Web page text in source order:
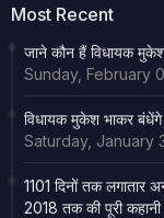
Most Recent
जाने कौन हैं विधायक मुकेश
Sunday, February
विधायक मुकेश भाकर बंधेंगे
Saturday, January
1101 दिनों तक लगातार
2018 तक की पूरी कहानी